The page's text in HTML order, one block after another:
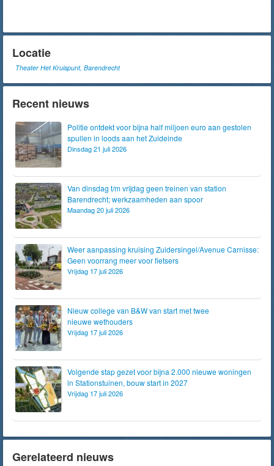
Locatie
Theater Het Kruispunt, Barendrecht
Recent nieuws
Politie ontdekt voor bijna half miljoen euro aan gestolen
spullen in loods aan het Zuideinde
Dinsdag 21 juli 2026
Van dinsdag t/m vrijdag geen treinen van station
Barendrecht; werkzaamheden aan spoor
Maandag 20 juli 2026
Weer aanpassing kruising Zuidersingel/Avenue Carnisse:
Geen voorrang meer voor fietsers
Vrijdag 17 juli 2026
Nieuw college van B&W van start met twee
nieuwe wethouders
Vrijdag 17 juli 2026
Volgende stap gezet voor bijna 2.000 nieuwe woningen
in Stationstuinen, bouw start in 2027
Vrijdag 17 juli 2026
Gerelateerd nieuws